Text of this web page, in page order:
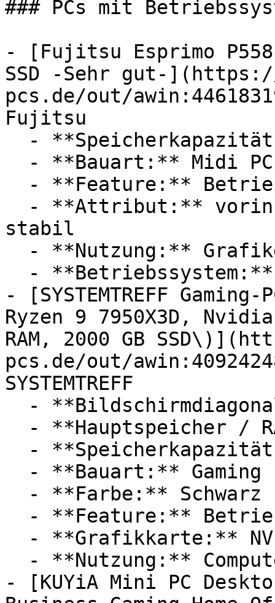
### PCs mit
- [Fujitsu Esprimo P558
SSD -Sehr gut-
pcs.de/out/
Fujitsu
stabil
- [SYSTEMTREFF
Ryzen 9 7950X3D,
RAM, 2000 GB
pcs.de/out/
SYSTEMTREFF
- [KUYiA Mini PC